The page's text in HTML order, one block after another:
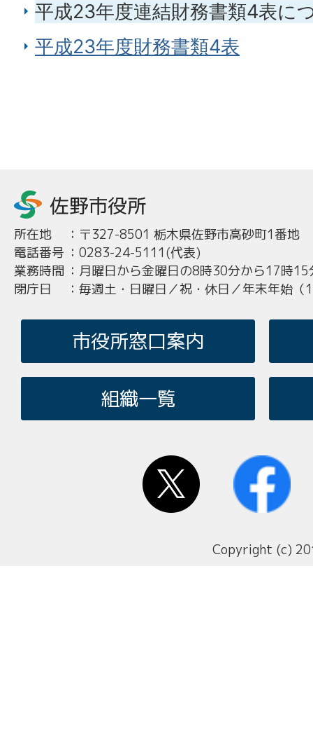
平成23年度連結財務書類4表に
平成23年度財務書類4表
所在地 ： 〒327-8501 栃木県佐野市高砂町1番地
電話番号 ： 0283-24-5111(代表)
業務時間 ： 月曜日から金曜日の8時30分から17時15
閉庁日
： 毎週土・日曜日／祝・休日／年末年始
市役所窓口案内
組織一覧
Copyright (c)